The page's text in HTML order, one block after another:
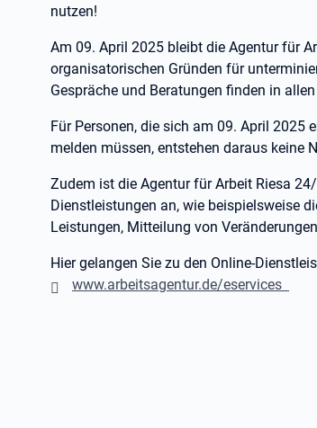
nutzen!
Am 09. April 2025 bleibt die Agentur für
organisatorischen Gründen für
Gespräche und Beratungen finden in
Für Personen, die sich am 09. April 2025
melden müssen, entstehen daraus keine
Zudem ist die Agentur für Arbeit Riesa
Dienstleistungen an, wie beispielsweise
Leistungen, Mitteilung von
Hier gelangen Sie zu den Online-
www.arbeitsagentur.de/eservices